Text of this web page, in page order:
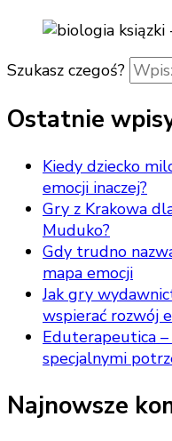
Szukasz czegoś?
Ostatnie
Kiedy dziecko
emocji inaczej?
Gry z Krakowa
Muduko?
Gdy trudno
mapa emocji
Jak gry
wspierać rozwój
Eduterapeutica
specjalnymi
Najnowsze